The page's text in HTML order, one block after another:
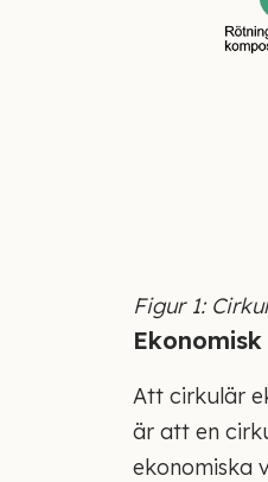
Figur 1:
Att cirkulär
är att en
ekonomiska